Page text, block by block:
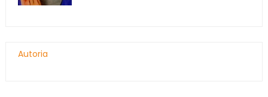
Autoria